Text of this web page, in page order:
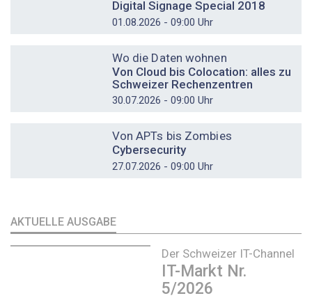
Digital Signage Special 2018
01.08.2026 - 09:00 Uhr
Wo die Daten wohnen
Von Cloud bis Colocation: alles zu
Schweizer Rechenzentren
30.07.2026 - 09:00 Uhr
Von APTs bis Zombies
Cybersecurity
27.07.2026 - 09:00 Uhr
AKTUELLE AUSGABE
Der Schweizer IT-Channel
IT-Markt Nr.
5/2026